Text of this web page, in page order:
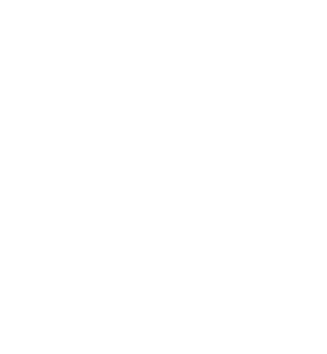
ARTÍSTICO Y CULTURAL UNIVERSITARIO
MONTAÑO
ARRIOJA
Y CULTURA DIGITAL
CONTENIDO Y TRADUCCIÓN
Y TECNOLOGÍA
DIGITALIZACIÓN Y CULTURA DIGITAL
O DESARROLLO TECNOLÓGICO
TECNOLÓGICO
EL ACONTECIMIENTO TEATRAL
ÁNGEL VIVE"
MARINO
ROMÁNTICAS"
Y CULTURA DIGITAL
INTERNACIONAL: FFIEL